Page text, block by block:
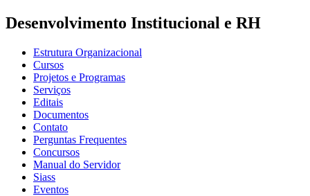
Desenvolvimento Institucional e RH
Estrutura Organizacional
Cursos
Projetos e Programas
Serviços
Editais
Documentos
Contato
Perguntas Frequentes
Concursos
Manual do Servidor
Siass
Eventos